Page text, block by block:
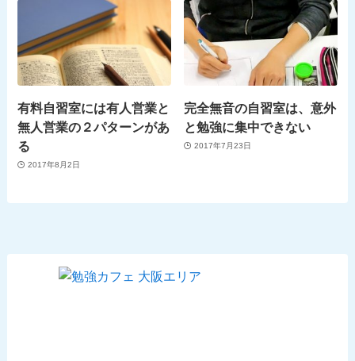
有料自習室には有人営業と
無人営業の２パターンがあ
る
2017年8月2日
完全無音の自習室は、意外
と勉強に集中できない
2017年7月23日